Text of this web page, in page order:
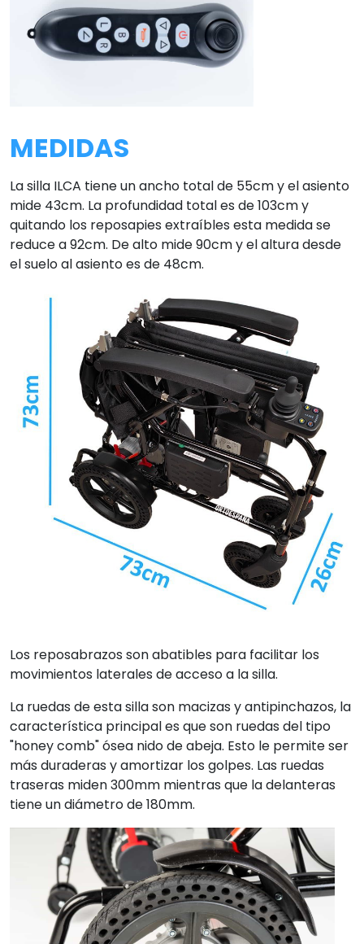
MEDIDAS
La silla ILCA tiene un ancho total de 55cm y el asiento
mide 43cm. La profundidad total es de 103cm y
quitando los reposapies extraíbles esta medida se
reduce a 92cm. De alto mide 90cm y el altura desde
el suelo al asiento es de 48cm.
Los reposabrazos son abatibles para facilitar los
movimientos laterales de acceso a la silla.
La ruedas de esta silla son macizas y antipinchazos, la
característica principal es que son ruedas del tipo
"honey comb" ósea nido de abeja. Esto le permite ser
más duraderas y amortizar los golpes. Las ruedas
traseras miden 300mm mientras que la delanteras
tiene un diámetro de 180mm.